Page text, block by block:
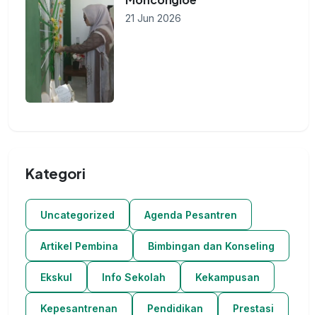
21 Jun 2026
Kategori
Uncategorized Agenda Pesantren
Artikel Pembina Bimbingan dan Konseling
Ekskul Info Sekolah Kekampusan
Kepesantrenan Pendidikan Prestasi